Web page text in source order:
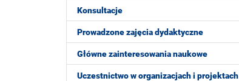
Konsultacje
Prowadzone zajęcia dydaktyczne
Główne zainteresowania naukowe
Uczestnictwo w organizacjach i projektach